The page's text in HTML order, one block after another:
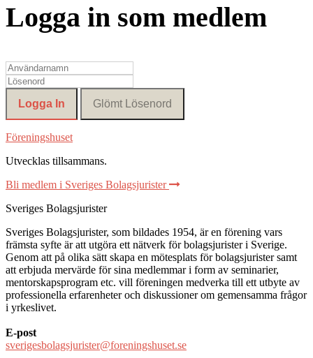
Logga in som medlem
Föreningshuset
Utvecklas tillsammans.
Bli medlem i Sveriges Bolagsjurister
Sveriges Bolagsjurister
Sveriges Bolagsjurister, som bildades 1954, är en förening vars
främsta syfte är att utgöra ett nätverk för bolagsjurister i Sverige.
Genom att på olika sätt skapa en mötesplats för bolagsjurister samt
att erbjuda mervärde för sina medlemmar i form av seminarier,
mentorskapsprogram etc. vill föreningen medverka till ett utbyte av
professionella erfarenheter och diskussioner om gemensamma frågor
i yrkeslivet.
E-post
sverigesbolagsjurister@foreningshuset.se